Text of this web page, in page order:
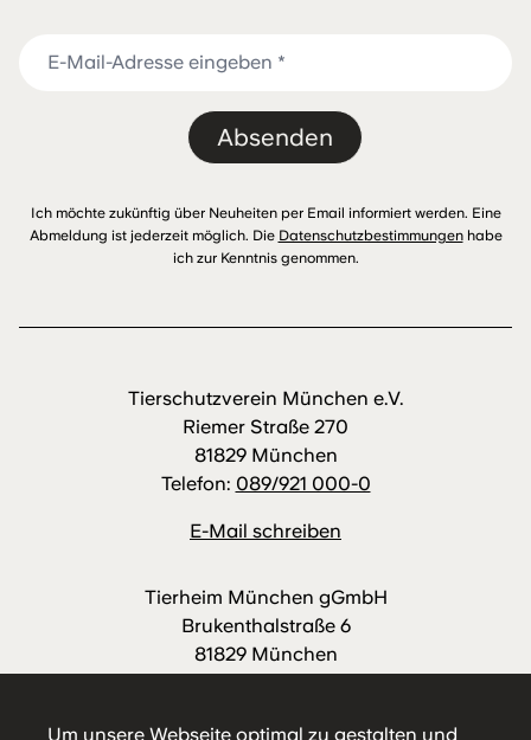
Um unsere Webseite optimal zu gestalten und
Tierschutzverein München e.V.
Riemer Straße 270
81829 München
Telefon: 089/921 000-0
E-Mail schreiben
Tierheim München gGmbH
Brukenthalstraße 6
81829 München
E-Mail schreiben
Absenden
Ich möchte zukünftig über Neuheiten per Email informiert werden. Eine
Abmeldung ist jederzeit möglich. Die Datenschutzbestimmungenhabe
ich zur Kenntnis genommen.